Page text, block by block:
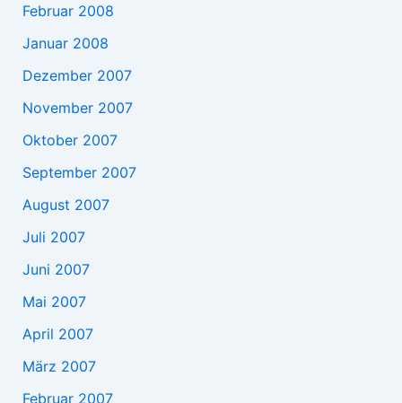
Februar 2008
Januar 2008
Dezember 2007
November 2007
Oktober 2007
September 2007
August 2007
Juli 2007
Juni 2007
Mai 2007
April 2007
März 2007
Februar 2007